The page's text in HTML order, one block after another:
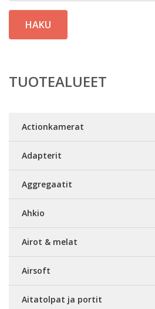
HAKU
TUOTEALUEET
Actionkamerat
Adapterit
Aggregaatit
Ahkio
Airot & melat
Airsoft
Aitatolpat ja portit